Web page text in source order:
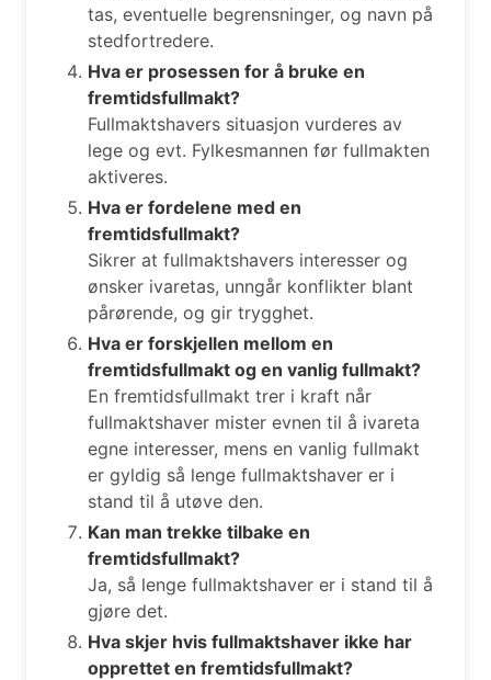
tas, eventuelle begrensninger, og navn på
stedfortredere.
Hva er prosessen for å bruke en
fremtidsfullmakt?
Fullmaktshavers situasjon vurderes av
lege og evt. Fylkesmannen før fullmakten
aktiveres.
Hva er fordelene med en
fremtidsfullmakt?
Sikrer at fullmaktshavers interesser og
ønsker ivaretas, unngår konflikter blant
pårørende, og gir trygghet.
Hva er forskjellen mellom en
fremtidsfullmakt og en vanlig fullmakt?
En fremtidsfullmakt trer i kraft når
fullmaktshaver mister evnen til å ivareta
egne interesser, mens en vanlig fullmakt
er gyldig så lenge fullmaktshaver er i
stand til å utøve den.
Kan man trekke tilbake en
fremtidsfullmakt?
Ja, så lenge fullmaktshaver er i stand til å
gjøre det.
Hva skjer hvis fullmaktshaver ikke har
opprettet en fremtidsfullmakt?